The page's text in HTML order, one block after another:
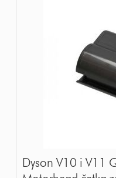
Dyson V10 i V11